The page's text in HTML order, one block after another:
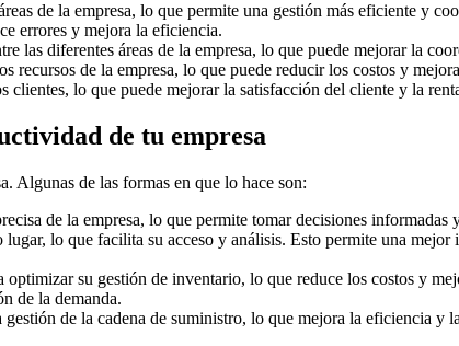
de la empresa, lo que permite una gestión más eficiente y
errores y mejora la eficiencia.
las diferentes áreas de la empresa, lo que puede mejorar la
recursos de la empresa, lo que puede reducir los costos y
lo que puede mejorar la satisfacción del cliente y la
de tu empresa
Algunas de las formas en que lo hace son:
de la empresa, lo que permite tomar decisiones informadas
lo que facilita su acceso y análisis. Esto permite una
su gestión de inventario, lo que reduce los costos y
de la demanda.
de la cadena de suministro, lo que mejora la eficiencia y